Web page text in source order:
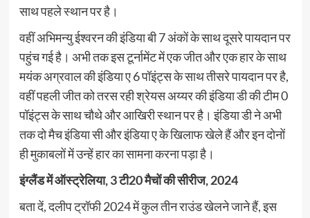
साथ पहले स्थान पर है।
वहीं अभिमन्यु ईश्वरन की इंडिया बी 7 अंकों के साथ दूसरे पायदान पर
पहुंच गई है। अभी तक इस टूर्नामेंट में एक जीत और एक हार के साथ
मयंक अग्रवाल की इंडिया ए 6 पॉइंट्स के साथ तीसरे पायदान पर है,
वहीं पहली जीत को तरस रही श्रेयस अय्यर की इंडिया डी की टीम 0
पॉइंट्स के साथ चौथे और आखिरी स्थान पर है। इंडिया डी ने अभी
तक दो मैच इंडिया सी और इंडिया ए के खिलाफ खेले हैं और इन दोनों
ही मुकाबलों में उन्हें हार का सामना करना पड़ा है।
इंग्लैंड में ऑस्ट्रेलिया, 3 टी20 मैचों की सीरीज, 2024
बता दें, दलीप ट्रॉफी 2024 में कुल तीन राउंड खेलने जाने हैं, इस